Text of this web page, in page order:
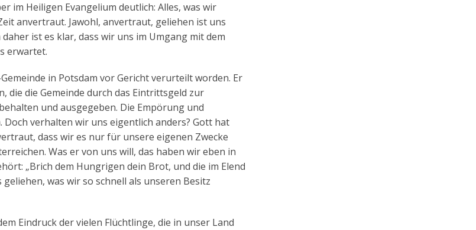
im Heiligen Evangelium deutlich: Alles, was wir
anvertraut. Jawohl, anvertraut, geliehen ist uns
ist es klar, dass wir uns im Umgang mit dem
erwartet.
in Potsdam vor Gericht verurteilt worden. Er
die die Gemeinde durch das Eintrittsgeld zur
und ausgegeben. Die Empörung und
verhalten wir uns eigentlich anders? Gott hat
dass wir es nur für unsere eigenen Zwecke
Was er von uns will, das haben wir eben in
„Brich dem Hungrigen dein Brot, und die im Elend
was wir so schnell als unseren Besitz
Eindruck der vielen Flüchtlinge, die in unser Land